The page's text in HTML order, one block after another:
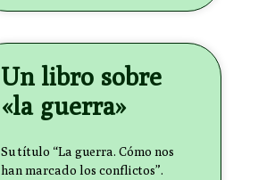
Un libro sobre
«la guerra»
Su título “La guerra. Cómo nos
han marcado los conflictos”.